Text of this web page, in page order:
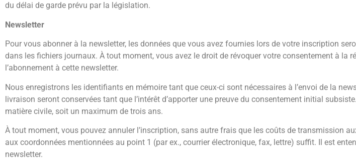
du délai de garde prévu par la législation.
Newsletter
Pour vous abonner à la newsletter, les données que vous avez fournies lors de votre inscription
dans les fichiers journaux. À tout moment, vous avez le droit de révoquer votre consentement à la
l’abonnement à cette newsletter.
Nous enregistrons les identifiants en mémoire tant que ceux-ci sont nécessaires à l’envoi de la
livraison seront conservées tant que l’intérêt d’apporter une preuve du consentement initial
matière civile, soit un maximum de trois ans.
À tout moment, vous pouvez annuler l’inscription, sans autre frais que les coûts de transmission
aux coordonnées mentionnées au point 1 (par ex., courrier électronique, fax, lettre) suffit. Il est
newsletter.